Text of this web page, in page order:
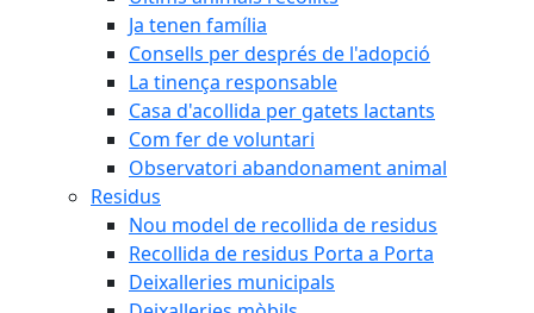
Ja tenen família
Consells per després de l'adopció
La tinença responsable
Casa d'acollida per gatets lactants
Com fer de voluntari
Observatori abandonament animal
Residus
Nou model de recollida de residus
Recollida de residus Porta a Porta
Deixalleries municipals